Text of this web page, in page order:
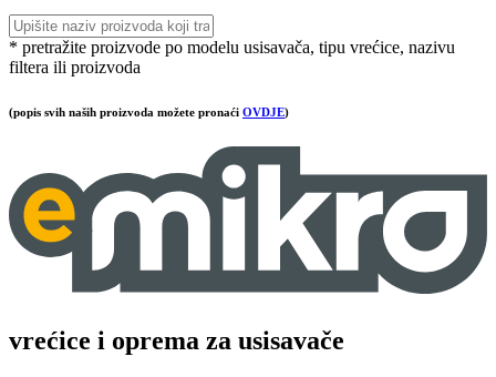
* pretražite proizvode po modelu usisavača, tipu vrećice, nazivu
filtera ili proizvoda
(popis svih naših proizvoda možete pronaći OVDJE)
vrećice i oprema za usisavače